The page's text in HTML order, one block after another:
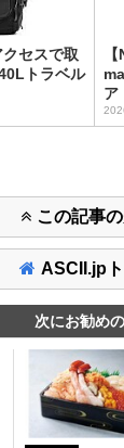
セスで取
トラベル
ア
この記事
ASCII.jp
次にお勧め